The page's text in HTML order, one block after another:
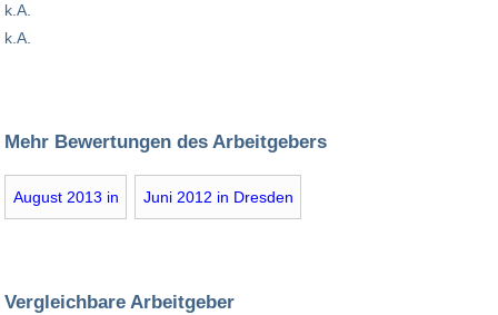
k.A.
k.A.
Mehr Bewertungen des Arbeitgebers
August 2013 in Juni 2012 in Dresden
Vergleichbare Arbeitgeber